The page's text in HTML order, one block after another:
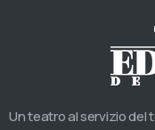
Un teatro al servizio del